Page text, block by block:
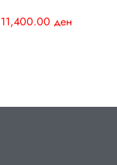
11,400.00 ден